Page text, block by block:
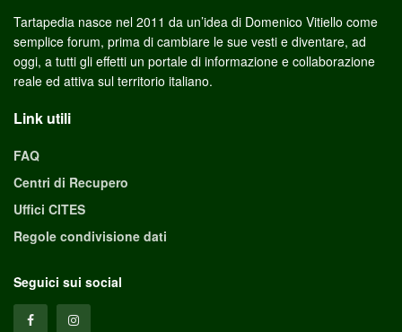
Tartapedia nasce nel 2011 da un’idea di Domenico Vitiello come
semplice forum, prima di cambiare le sue vesti e diventare, ad
oggi, a tutti gli effetti un portale di informazione e collaborazione
reale ed attiva sul territorio italiano.
Link utili
FAQ
Centri di Recupero
Uffici CITES
Regole condivisione dati
Seguici sui social